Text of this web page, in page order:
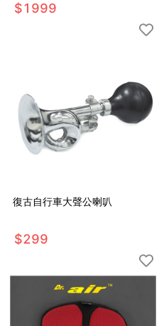
$1999
復古自行車大聲公喇叭
$299